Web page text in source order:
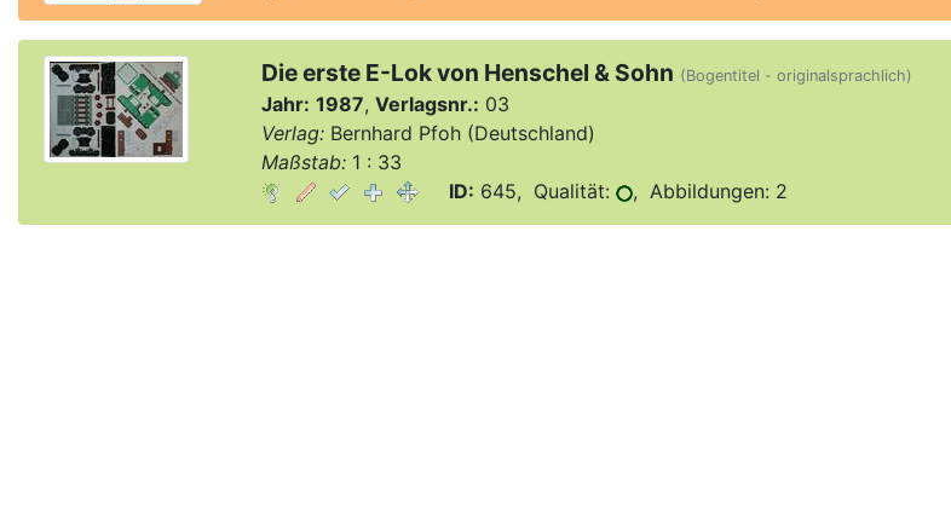
Die erste E-Lok von Henschel & Sohn (Bogentitel - originalsprachlich)
Jahr: 1987, Verlagsnr.: 03
Verlag:Bernhard Pfoh (Deutschland)
Maßstab:1 : 33
ID: 645, Qualität: , Abbildungen: 2